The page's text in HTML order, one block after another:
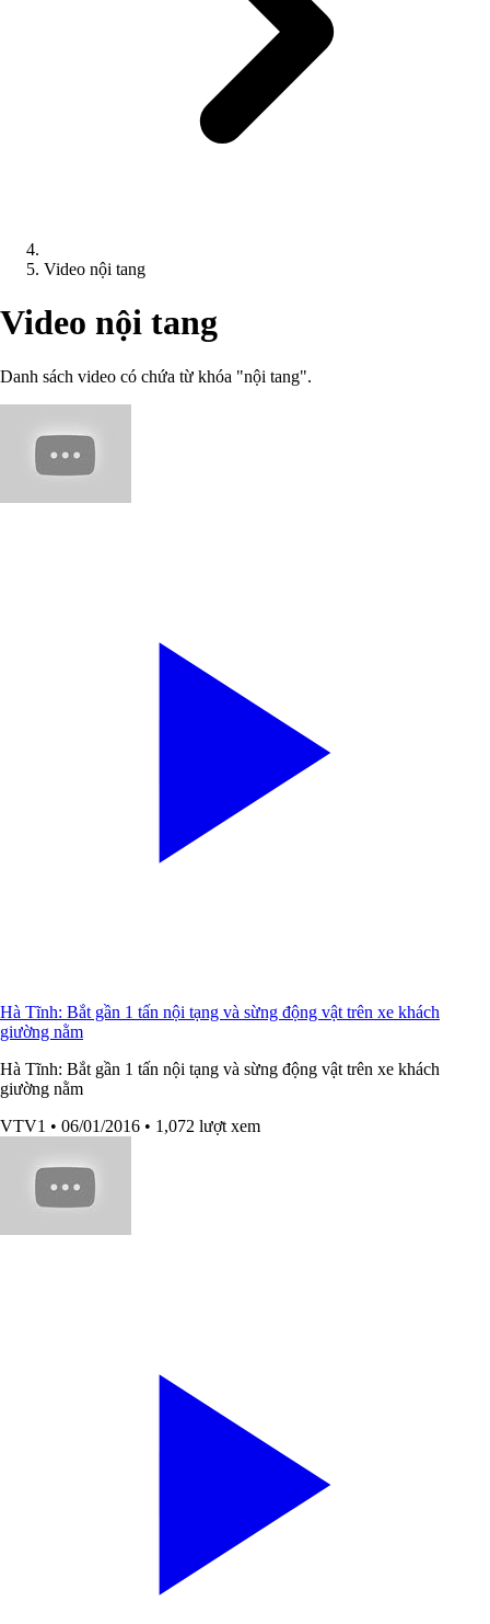
Video nội tang
Video nội tang
Danh sách video có chứa từ khóa "nội tang".
Hà Tĩnh: Bắt gần 1 tấn nội tạng và sừng động vật trên xe khách
giường nằm
Hà Tĩnh: Bắt gần 1 tấn nội tạng và sừng động vật trên xe khách
giường nằm
VTV1 • 06/01/2016 • 1,072 lượt xem